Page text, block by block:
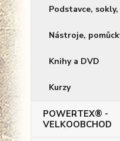
Podstavce,
Nástroje,
Knihy a DVD
Kurzy
POWERTEX® -
VELKOOBCHOD